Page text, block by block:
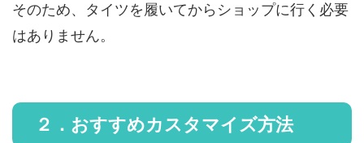
そのため、タイツを履いてからショップに行く必要
はありません。
２．おすすめカスタマイズ方法